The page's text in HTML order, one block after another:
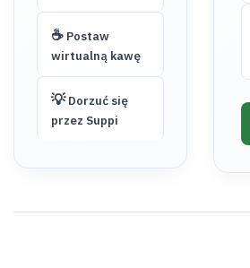
☕Postaw
wirtualną kawę
💡Dorzuć się
przez Suppi